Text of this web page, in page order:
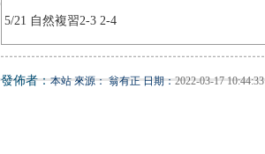
5/21 自然複習2-3 2-4
發佈者：本站 來源： 翁有正 日期：2022-03-17 10:44:33